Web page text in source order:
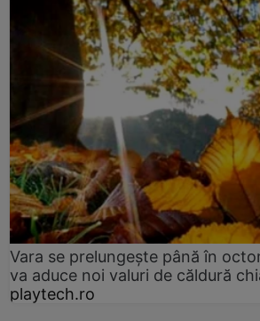
Vara se prelungeşte până în
va aduce noi valuri de căldură
playtech.ro